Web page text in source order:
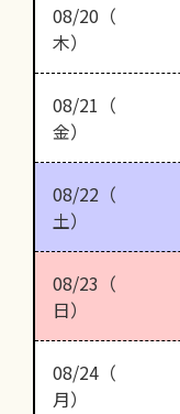
08/20（
木）
08/21（
金）
08/22（
土）
08/23（
日）
08/24（
月）